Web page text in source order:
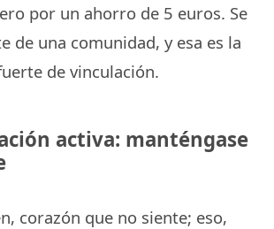
por un ahorro de 5 euros. Se
de una comunidad, y esa es la
de vinculación.
activa: manténgase
corazón que no siente; eso,